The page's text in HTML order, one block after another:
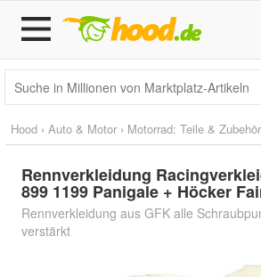
Hood › Auto & Motor › Motorrad: Teile & Zubehör
Rennverkleidung
899 1199 Panigale + Höcker
Rennverkleidung aus GFK alle
verstärkt